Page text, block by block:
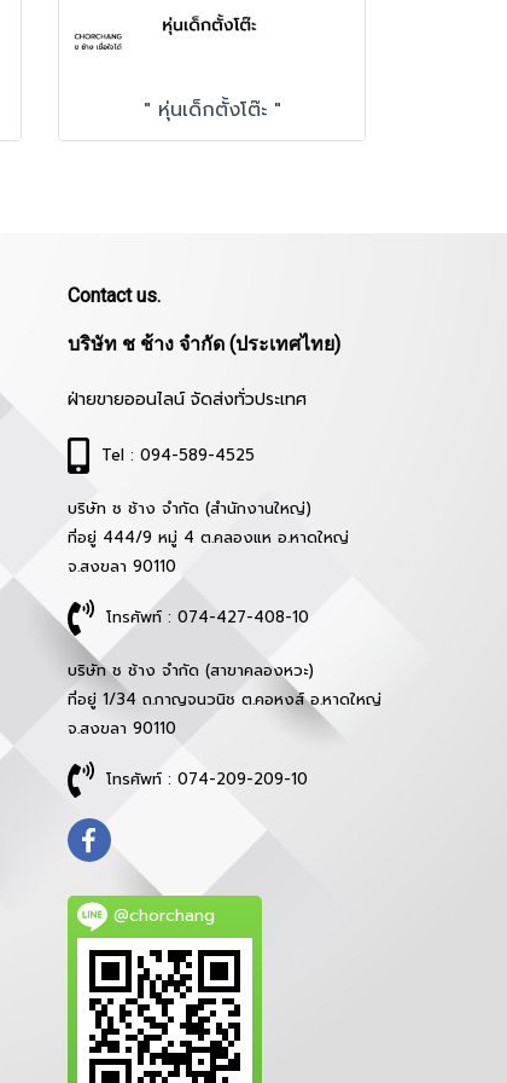
" หุ่นเด็กตั้งโต๊ะ "
Contact us.
บริษัท ช ช้าง จำกัด (ประเทศไทย)
ฝ่ายขายออนไลน์ จัดส่งทั่วประเทศ
Tel : 094-589-4525
บริษัท ช ช้าง จำกัด (สำนักงานใหญ่)
ที่อยู่ 444/9 หมู่ 4 ต.คลองแห อ.หาดใหญ่
จ.สงขลา 90110
โทรศัพท์ : 074-427-408-10
บริษัท ช ช้าง จำกัด (สาขาคลองหวะ)
ที่อยู่ 1/34 ถ.กาญจนวนิช ต.คอหงส์ อ.หาดใหญ่
จ.สงขลา 90110
โทรศัพท์ : 074-209-209-10
@chorchang